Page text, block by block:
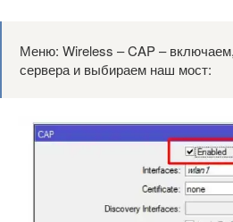
Меню: Wireless – CAP –
сервера и выбираем наш мост: